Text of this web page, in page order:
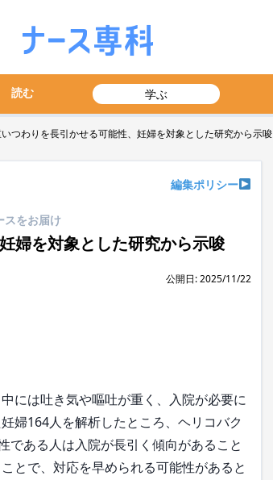
読む 学ぶ
つわりを長引かせる可能性、妊婦を対象とした研究から示唆
編集ポリシー
スをお届け
婦を対象とした研究から示唆
公開日: 2025/11/22
には吐き気や嘔吐が重く、入院が必要に
婦164人を解析したところ、ヘリコバク
である人は入院が長引く傾向があること
とで、対応を早められる可能性があると